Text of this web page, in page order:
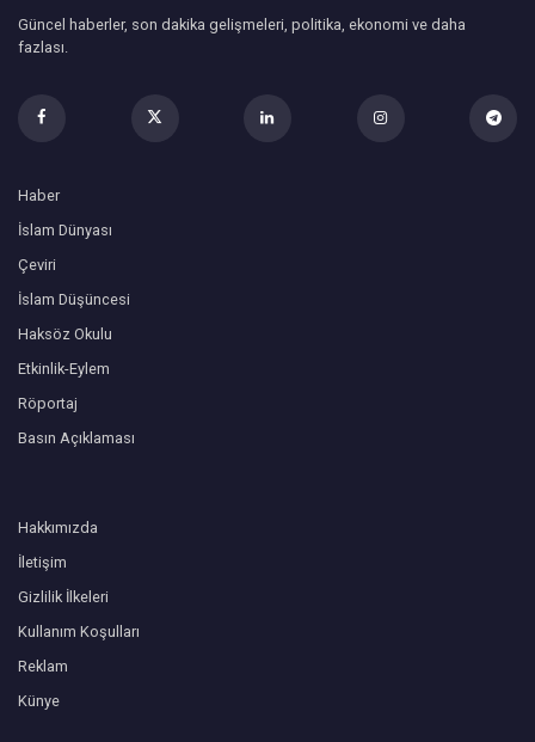
Güncel haberler, son dakika gelişmeleri, politika, ekonomi ve daha
fazlası.
Haber
İslam Dünyası
Çeviri
İslam Düşüncesi
Haksöz Okulu
Etkinlik-Eylem
Röportaj
Basın Açıklaması
Hakkımızda
İletişim
Gizlilik İlkeleri
Kullanım Koşulları
Reklam
Künye